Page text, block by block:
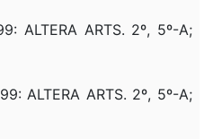
ALTERA ARTS. 2º, 5º-A;
ALTERA ARTS. 2º, 5º-A;